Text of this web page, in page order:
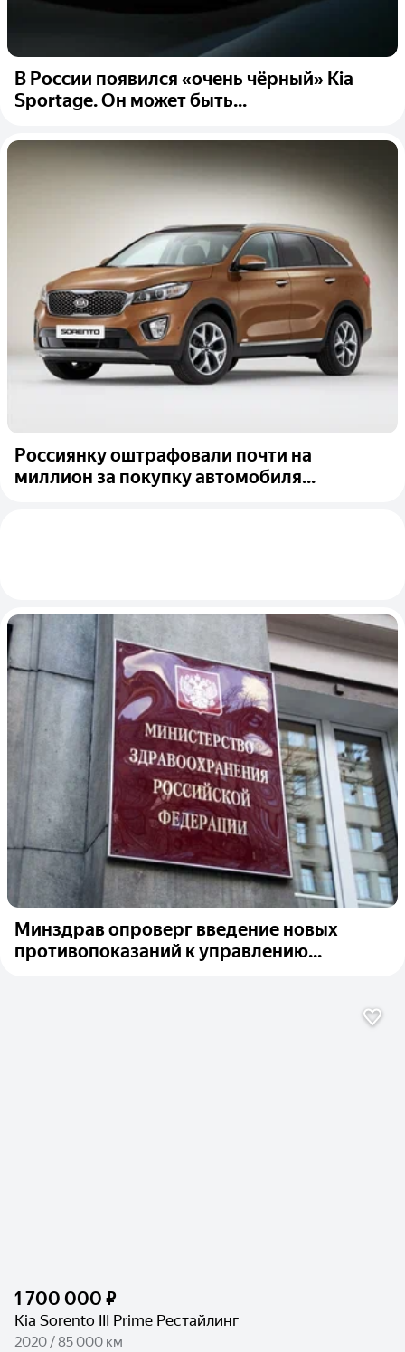
В России появился «очень чёрный» Kia
Sportage. Он может быть...
Россиянку оштрафовали почти на
миллион за покупку автомобиля...
Минздрав опроверг введение новых
противопоказаний к управлению...
1 700 000 ₽
Kia Sorento III Prime Рестайлинг
2020 / 85 000 км